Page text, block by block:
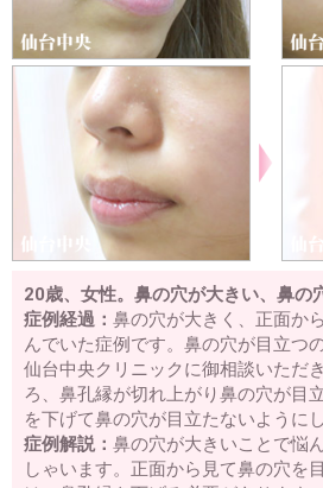
20歳、女性。鼻の穴が大きい、鼻の
症例経過： 鼻の穴が大きく、正面か
んでいた症例です。鼻の穴が目立つ
仙台中央クリニックに御相談いただ
ろ、鼻孔縁が切れ上がり鼻の穴が目
を下げて鼻の穴が目立たないように
症例解説： 鼻の穴が大きいことで悩
しゃいます。正面から見て鼻の穴を